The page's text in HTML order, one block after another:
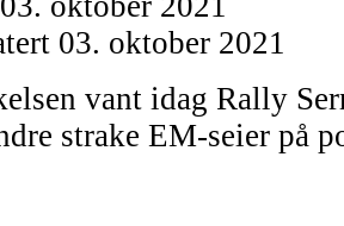
03. oktober 2021
vant idag Rally
strake EM-seier på